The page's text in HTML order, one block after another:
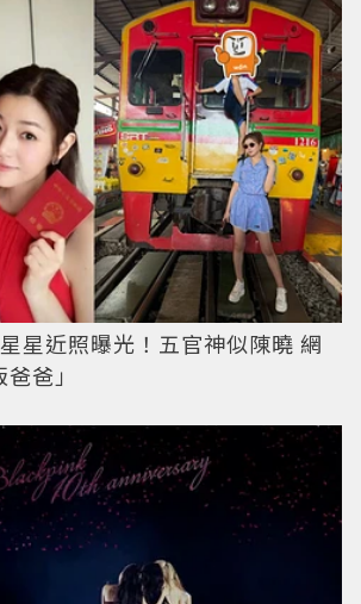
星近照曝光！五官神似陳曉 網
爸」